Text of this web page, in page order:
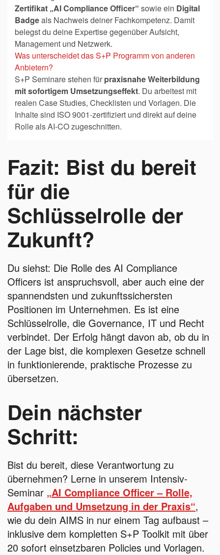
Zertifikat „AI Compliance Officer“ sowie ein Digital
Badgeals Nachweis deiner Fachkompetenz. Damit
belegst du deine Expertise gegenüber Aufsicht,
Management und Netzwerk.
Was unterscheidet das S+P Programm von anderen
Anbietern?
S+P Seminare stehen für praxisnahe Weiterbildung
mit sofortigem Umsetzungseffekt. Du arbeitest mit
realen Case Studies, Checklisten und Vorlagen. Die
Inhalte sind ISO 9001-zertifiziert und direkt auf deine
Rolle als AI-CO zugeschnitten.
Fazit: Bist du bereit
für die
Schlüsselrolle der
Zukunft?
Du siehst: Die Rolle des AI Compliance
Officers ist anspruchsvoll, aber auch eine der
spannendsten und zukunftssichersten
Positionen im Unternehmen. Es ist eine
Schlüsselrolle, die Governance, IT und Recht
verbindet. Der Erfolg hängt davon ab, ob du in
der Lage bist, die komplexen Gesetze schnell
in funktionierende, praktische Prozesse zu
übersetzen.
Dein nächster
Schritt:
Bist du bereit, diese Verantwortung zu
übernehmen? Lerne in unserem Intensiv-
Seminar „AI Compliance Officer – Rolle,
Aufgaben und Umsetzung in der Praxis“,
wie du dein AIMS in nur einem Tag aufbaust –
inklusive dem kompletten S+P Toolkit mit über
20 sofort einsetzbaren Policies und Vorlagen.